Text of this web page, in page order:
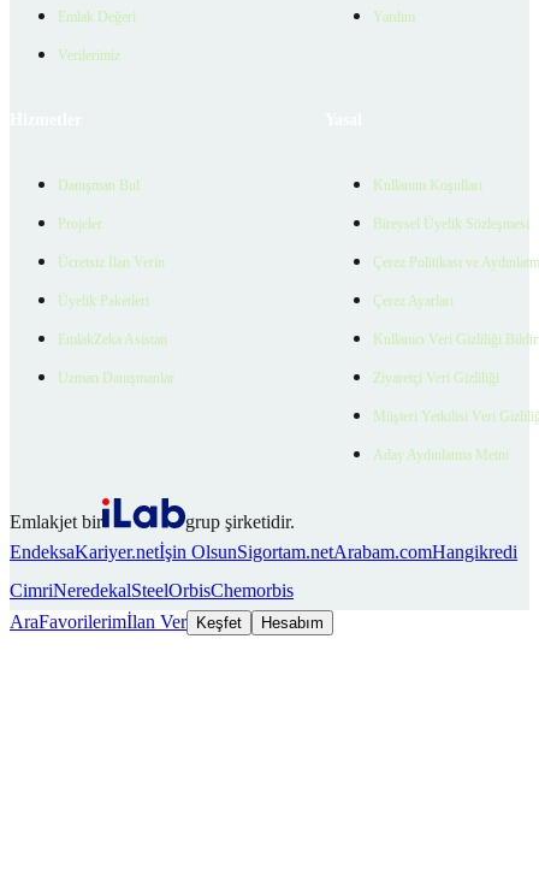
Emlak Değeri
Verilerimiz
Yardım
Danışman Bul
Projeler
Ücretsiz İlan Verin
Üyelik Paketleri
EmlakZeka Asistan
Uzman Danışmanlar
Kullanım Koşulları
Bireysel Üyelik Sözleşmesi
Çerez Politikası ve
Çerez Ayarları
Kullanıcı Veri Gizliliği
Ziyaretçi Veri Gizliliği
Müşteri Yetkilisi Veri
Aday Aydınlatma Metni
Emlakjet bir
grup şirketidir.
EndeksaKariyer.netİşin OlsunSigortam.netArabam.comHangikredi
CimriNeredekalSteelOrbisChemorbis
AraFavorilerimİlan Ver Keşfet Hesabım